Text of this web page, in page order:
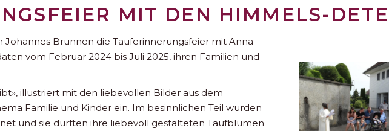
MIT DEN HIMMELS-
Johannes Brunnen die Tauferinnerungsfeier mit Anna
vom Februar 2024 bis Juli 2025, ihren Familien und
illustriert mit den liebevollen Bilder aus dem
Familie und Kinder ein. Im besinnlichen Teil wurden
und sie durften ihre liebevoll gestalteten Taufblumen